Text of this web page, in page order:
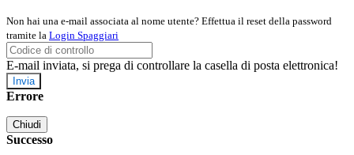
Non hai una e-mail associata al nome utente? Effettua il reset della password
tramite la Login Spaggiari
E-mail inviata, si prega di controllare la casella di posta elettronica!
Errore
Chiudi
Successo